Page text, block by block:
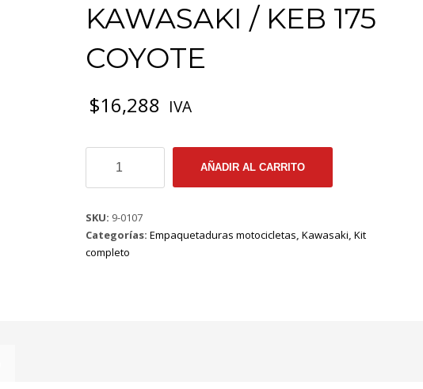
KAWASAKI / KEB 175
COYOTE
$16,288 IVA
EMP
COMPLETO
KAWASAKI
/
AÑADIR AL CARRITO
SKU: 9-0107
Categorías:Empaquetaduras motocicletas,Kawasaki,Kit
completo